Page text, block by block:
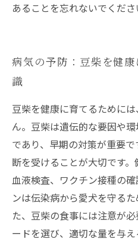
あることを忘れないでくださ
病気の予防：豆柴を健
識
豆柴を健康に育てるために
ん。豆柴は遺伝的な要因や
であり、早期の対策が重要
断を受けることが大切です
血液検査、ワクチン接種の
ンは伝染病から愛犬を守る
た、豆柴の食事には注意が
ードを選び、適切な量を与